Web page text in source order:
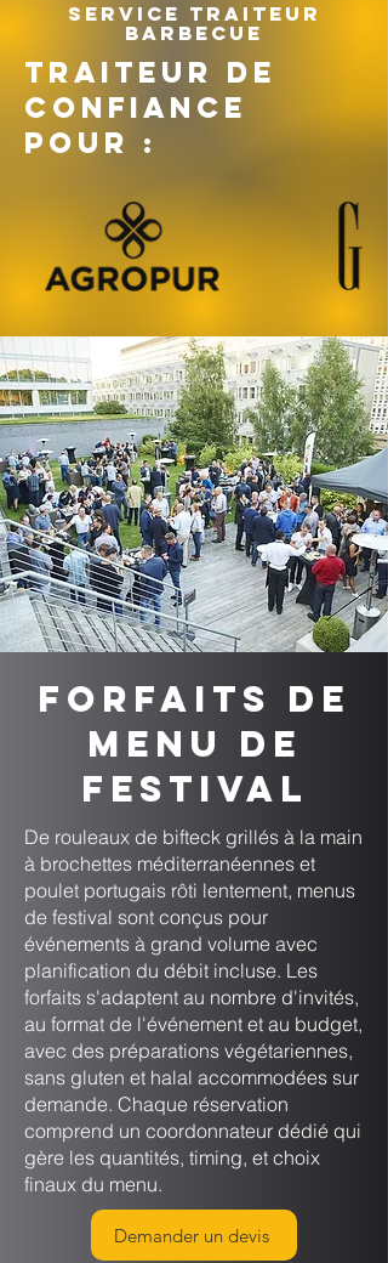
Service traiteur
barbecue
TRAITEUR DE
CONFIANCE
POUR :
Forfaits de
menu de
festival
De rouleaux de bifteck grillés à la main
à brochettes méditerranéennes et
poulet portugais rôti lentement, menus
de festival sont conçus pour
événements à grand volume avec
planification du débit incluse. Les
forfaits s'adaptent au nombre d'invités,
au format de l'événement et au budget,
avec des préparations végétariennes,
sans gluten et halal accommodées sur
demande. Chaque réservation
comprend un coordonnateur dédié qui
gère les quantités, timing, et choix
finaux du menu.
Demander un devis